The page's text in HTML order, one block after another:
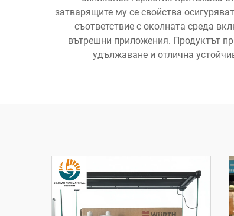
затварящите му се свойства
съответствие с околната среда
вътрешни приложения. Продуктът
удължаване и отлична